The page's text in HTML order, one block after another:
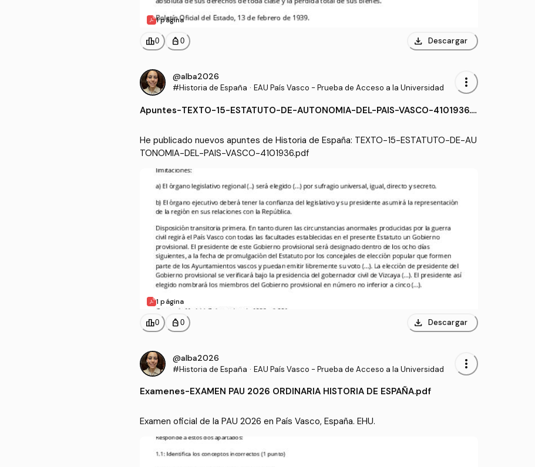
1 página
leaderboard0 personal_bag 0 download Descargar
@alba2026
#Historia de España · EAU País Vasco - Prueba de Acceso a la Universidad more_vert
Apuntes-TEXTO-15-ESTATUTO-DE-AUTONOMIA-DEL-PAIS-VASCO-4101936.p
He publicado nuevos apuntes de Historia de España: TEXTO-15-ESTATUTO-DE-AU
TONOMIA-DEL-PAIS-VASCO-4101936.pdf
1 página
leaderboard0 personal_bag 0 download Descargar
@alba2026
#Historia de España · EAU País Vasco - Prueba de Acceso a la Universidad more_vert
Examenes-EXAMEN PAU 2026 ORDINARIA HISTORIA DE ESPAÑA.pdf